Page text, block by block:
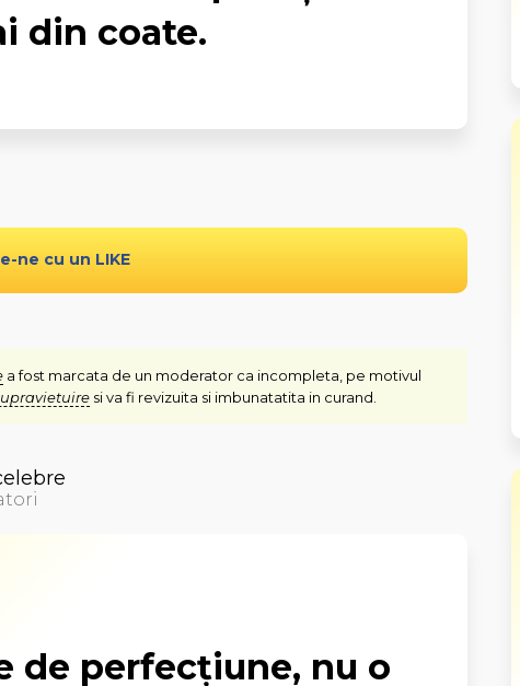
din coate.
ne cu un LIKE
a fost marcata de un moderator ca incompleta, pe motivul
si va fi revizuita si imbunatatita in curand.
de perfecțiune, nu o